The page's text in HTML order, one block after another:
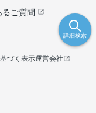
詳細検索
るご質問
づく表示運営会社